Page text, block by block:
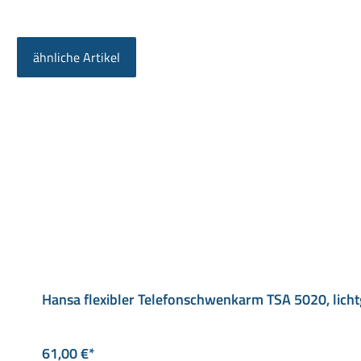
ähnliche Artikel
Hansa flexibler Telefonschwenkarm TSA 5020,
61,00 €*